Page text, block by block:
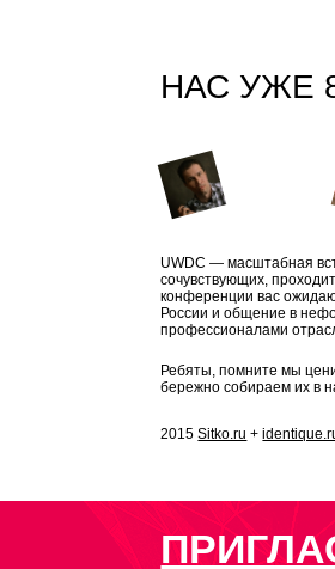
НАС УЖЕ
UWDC — масштабная
сочувствующих,
конференции вас
России и общение в
профессионалами
Ребяты, помните мы
бережно собираем их в
2015Sitko.ru +